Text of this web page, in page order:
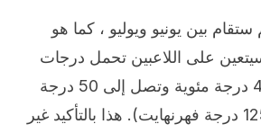
بين يونيو ويوليو ، كما هو
على اللاعبين تحمل درجات
حرارة تبلغ حوالي 45 درجة مئوية وتصل إلى 50 درجة
مئوية (حوالي 110-125 درجة فهرنهايت). هذا بالتأكيد غير